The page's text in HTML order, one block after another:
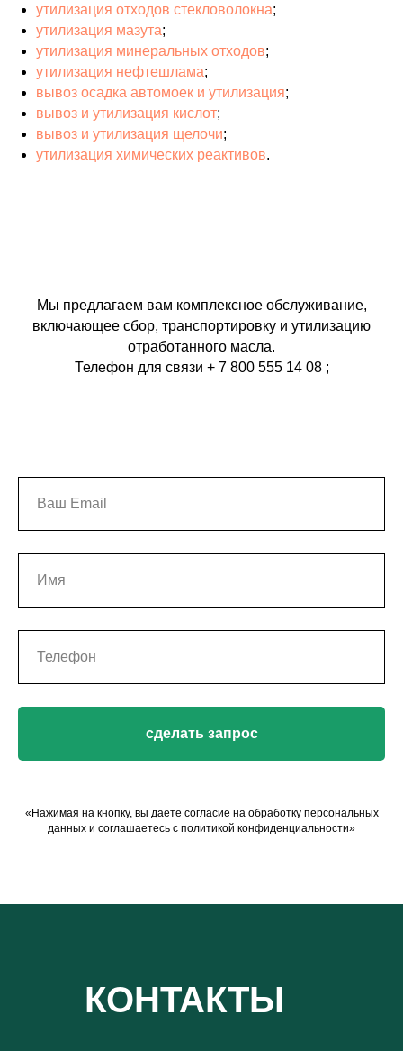
утилизация отходов стекловолокна;
утилизация мазута;
утилизация минеральных отходов;
утилизация нефтешлама;
вывоз осадка автомоек и утилизация;
вывоз и утилизация кислот;
вывоз и утилизация щелочи;
утилизация химических реактивов.
Мы предлагаем вам комплексное обслуживание,
включающее сбор, транспортировку и утилизацию
отработанного масла.
Телефон для связи + 7 800 555 14 08;
сделать запрос
«Нажимая на кнопку, вы даете согласие на обработку персональных
данных и соглашаетесь c политикой конфиденциальности»
КОНТАКТЫ